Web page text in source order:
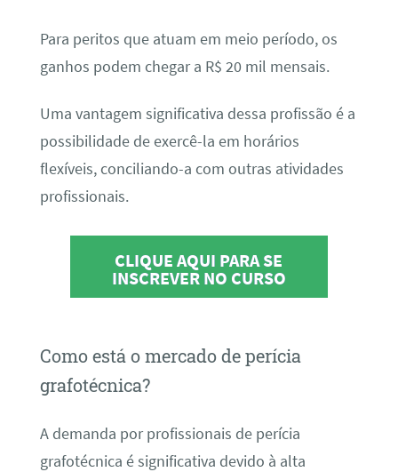
Para peritos que atuam em meio período, os
ganhos podem chegar a R$ 20 mil mensais.
Uma vantagem significativa dessa profissão é a
possibilidade de exercê-la em horários
flexíveis, conciliando-a com outras atividades
profissionais.
CLIQUE AQUI PARA SE
INSCREVER NO CURSO
Como está o mercado de perícia
grafotécnica?
A demanda por profissionais de perícia
grafotécnica é significativa devido à alta